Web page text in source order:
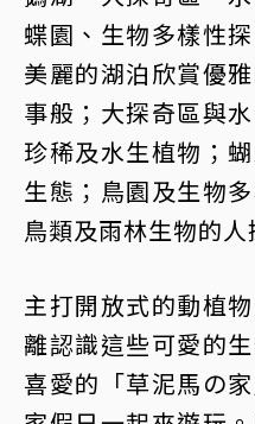
蝶園、生物多樣性
美麗的湖泊欣賞優
事般；大探奇區與
珍稀及水生植物；
生態；鳥園及生物
鳥類及雨林生物的人
主打開放式的動植
離認識這些可愛的
喜愛的「草泥馬の